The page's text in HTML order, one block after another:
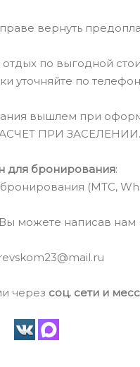
вернуть
по выгодной
уточняйте по
вышлем при
ПРИ ЗАСЕЛЕНИИ.
для бронирования:
(МТС,
можете написав нам
через соц. сети и